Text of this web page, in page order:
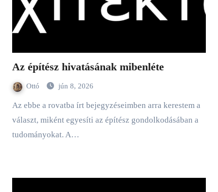
Az építész hivatásának mibenléte
Ottó jún 8, 2026
Az ebbe a rovatba írt bejegyzéseimben arra kerestem a
választ, miként egyesíti az építész gondolkodásában a
tudományokat. A…